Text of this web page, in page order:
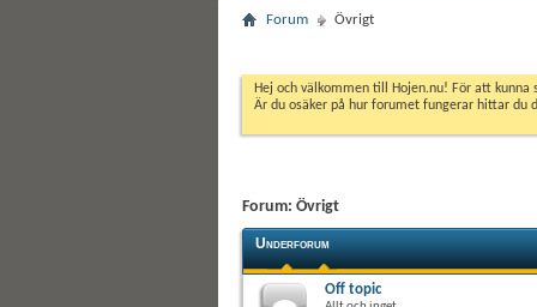
Forum Övrigt
Hej och välkommen till Hojen.nu! För att
Är du osäker på hur forumet fungerar hittar du
Forum: Övrigt
Underforum
Off topic